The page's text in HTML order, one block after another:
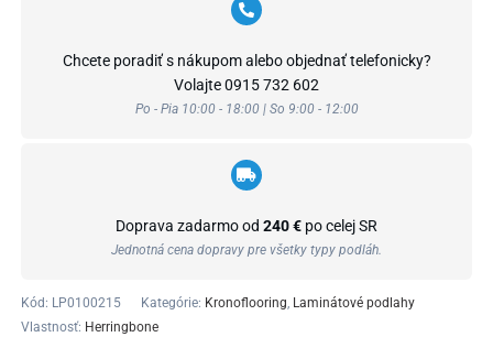
Chcete poradiť s nákupom alebo objednať telefonicky?
Volajte0915 732 602
Po - Pia 10:00 - 18:00 | So 9:00 - 12:00
Doprava zadarmo od 240 € po celej SR
Jednotná cena dopravy pre všetky typy podláh.
Kód: LP0100215 Kategórie: Kronoflooring, Laminátové podlahy
Vlastnosť: Herringbone